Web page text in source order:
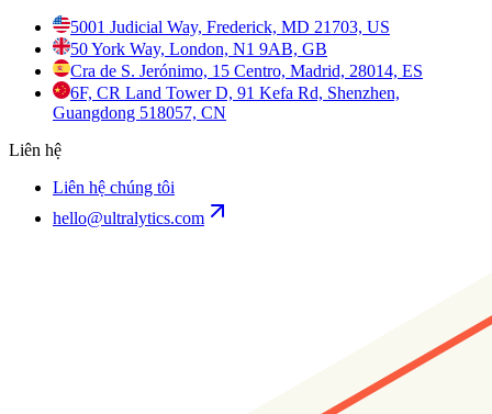
5001 Judicial Way, Frederick, MD 21703, US
50 York Way, London, N1 9AB, GB
Cra de S. Jerónimo, 15 Centro, Madrid, 28014, ES
6F, CR Land Tower D, 91 Kefa Rd, Shenzhen,
Guangdong 518057, CN
Liên hệ
Liên hệ chúng tôi
hello@ultralytics.com